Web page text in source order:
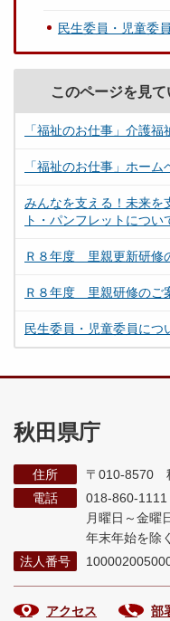
民生委員・児童委
このページを見
「福祉のお仕事」介護
「福祉のお仕事」ホーム
みんなを支える！未来を
ト・パンフレットについ
Ｒ８年度 里親更新研修
Ｒ８年度 里親研修のご
民生委員・児童委員につ
秋田県庁
住所
〒010-8570
電話
018-860-1111
月曜日～金曜
年末年始を除
法人番号
アクセス 部